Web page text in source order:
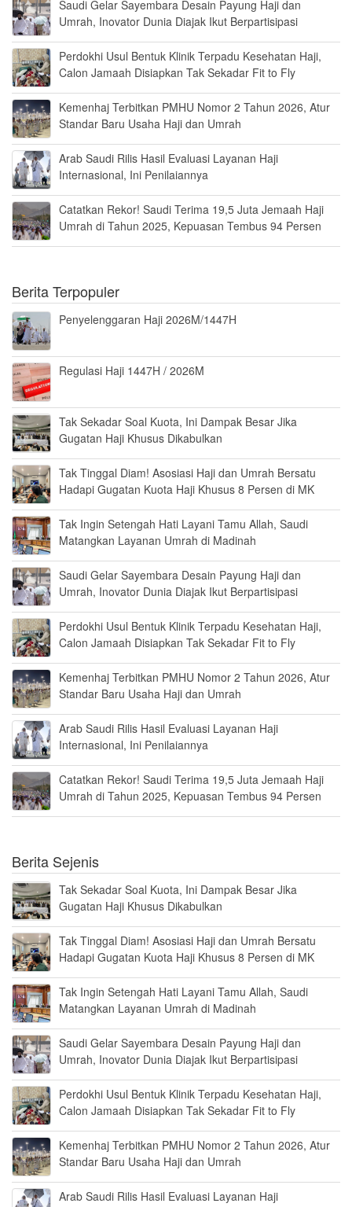
Saudi Gelar Sayembara Desain Payung Haji dan
Umrah, Inovator Dunia Diajak Ikut Berpartisipasi
Perdokhi Usul Bentuk Klinik Terpadu Kesehatan Haji,
Calon Jamaah Disiapkan Tak Sekadar Fit to Fly
Kemenhaj Terbitkan PMHU Nomor 2 Tahun 2026, Atur
Standar Baru Usaha Haji dan Umrah
Arab Saudi Rilis Hasil Evaluasi Layanan Haji
Internasional, Ini Penilaiannya
Catatkan Rekor! Saudi Terima 19,5 Juta Jemaah Haji
Umrah di Tahun 2025, Kepuasan Tembus 94 Persen
Berita Terpopuler
Penyelenggaran Haji 2026M/1447H
Regulasi Haji 1447H / 2026M
Tak Sekadar Soal Kuota, Ini Dampak Besar Jika
Gugatan Haji Khusus Dikabulkan
Tak Tinggal Diam! Asosiasi Haji dan Umrah Bersatu
Hadapi Gugatan Kuota Haji Khusus 8 Persen di MK
Tak Ingin Setengah Hati Layani Tamu Allah, Saudi
Matangkan Layanan Umrah di Madinah
Saudi Gelar Sayembara Desain Payung Haji dan
Umrah, Inovator Dunia Diajak Ikut Berpartisipasi
Perdokhi Usul Bentuk Klinik Terpadu Kesehatan Haji,
Calon Jamaah Disiapkan Tak Sekadar Fit to Fly
Kemenhaj Terbitkan PMHU Nomor 2 Tahun 2026, Atur
Standar Baru Usaha Haji dan Umrah
Arab Saudi Rilis Hasil Evaluasi Layanan Haji
Internasional, Ini Penilaiannya
Catatkan Rekor! Saudi Terima 19,5 Juta Jemaah Haji
Umrah di Tahun 2025, Kepuasan Tembus 94 Persen
Berita Sejenis
Tak Sekadar Soal Kuota, Ini Dampak Besar Jika
Gugatan Haji Khusus Dikabulkan
Tak Tinggal Diam! Asosiasi Haji dan Umrah Bersatu
Hadapi Gugatan Kuota Haji Khusus 8 Persen di MK
Tak Ingin Setengah Hati Layani Tamu Allah, Saudi
Matangkan Layanan Umrah di Madinah
Saudi Gelar Sayembara Desain Payung Haji dan
Umrah, Inovator Dunia Diajak Ikut Berpartisipasi
Perdokhi Usul Bentuk Klinik Terpadu Kesehatan Haji,
Calon Jamaah Disiapkan Tak Sekadar Fit to Fly
Kemenhaj Terbitkan PMHU Nomor 2 Tahun 2026, Atur
Standar Baru Usaha Haji dan Umrah
Arab Saudi Rilis Hasil Evaluasi Layanan Haji